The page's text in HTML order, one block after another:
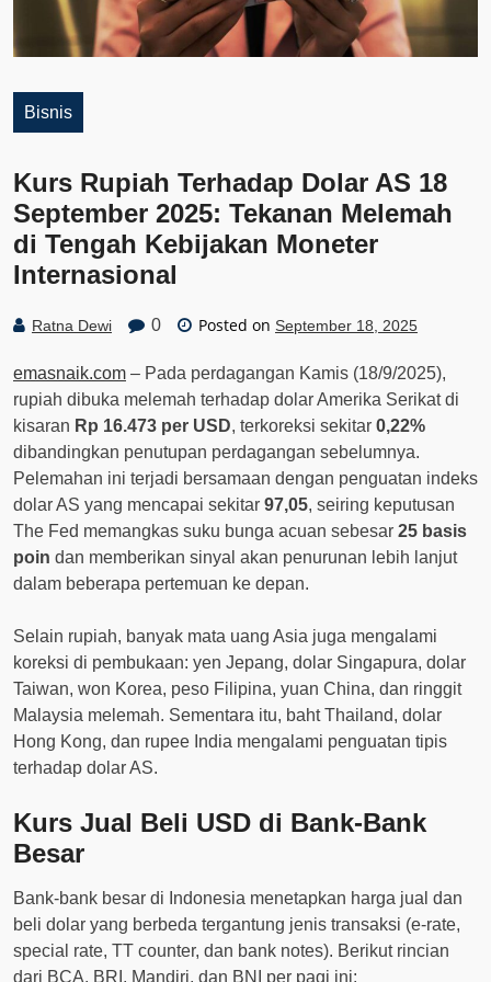
Bisnis
Kurs Rupiah Terhadap Dolar AS 18
September 2025: Tekanan Melemah
di Tengah Kebijakan Moneter
Internasional
Ratna Dewi 0 Posted on September 18, 2025
emasnaik.com – Pada perdagangan Kamis (18/9/2025),
rupiah dibuka melemah terhadap dolar Amerika Serikat di
kisaran Rp 16.473 per USD, terkoreksi sekitar 0,22%
dibandingkan penutupan perdagangan sebelumnya.
Pelemahan ini terjadi bersamaan dengan penguatan indeks
dolar AS yang mencapai sekitar 97,05, seiring keputusan
The Fed memangkas suku bunga acuan sebesar 25 basis
poin dan memberikan sinyal akan penurunan lebih lanjut
dalam beberapa pertemuan ke depan.
Selain rupiah, banyak mata uang Asia juga mengalami
koreksi di pembukaan: yen Jepang, dolar Singapura, dolar
Taiwan, won Korea, peso Filipina, yuan China, dan ringgit
Malaysia melemah. Sementara itu, baht Thailand, dolar
Hong Kong, dan rupee India mengalami penguatan tipis
terhadap dolar AS.
Kurs Jual Beli USD di Bank‐Bank
Besar
Bank‐bank besar di Indonesia menetapkan harga jual dan
beli dolar yang berbeda tergantung jenis transaksi (e-rate,
special rate, TT counter, dan bank notes). Berikut rincian
dari BCA, BRI, Mandiri, dan BNI per pagi ini: